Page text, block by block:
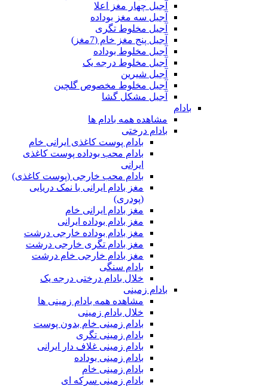
آجیل چهار مغز اعلا
آجیل سه مغز بوداده
آجیل مخلوط تگری
آجیل پنج مغز خام (7مغز)
آجیل مخلوط بوداده
آجیل مخلوط درجه یک
آجیل شیرین
آجیل مخلوط مخصوص گلچین
آجیل مشکل گشا
بادام
مشاهده همه بادام ها
بادام درختی
بادام پوست کاغذی ایرانی خام
بادام محب بوداده پوست کاغذی
ایرانی
بادام محب خارجی (پوست کاغذی)
مغز بادام ایرانی با نمک دریایی
(پودری)
مغز بادام ایرانی خام
مغز بادام بوداده ایرانی
مغز بادام بوداده خارجی درشت
مغز بادام تگری خارجی درشت
مغز بادام خارجی خام درشت
بادام سنگی
خلال بادام درختی درجه یک
بادام زمینی
مشاهده همه بادام زمینی ها
خلال بادام زمینی
بادام زمینی خام بدون پوست
بادام زمینی تگری
بادام زمینی غلاف دار ایرانی
بادام زمینی بوداده
بادام زمینی خام
بادام زمینی سرکه ای